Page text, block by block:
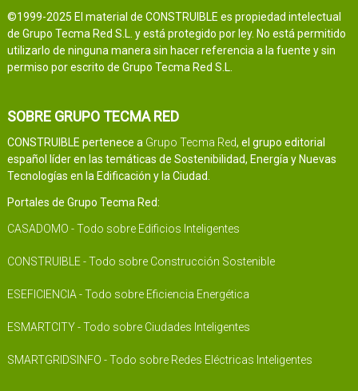
©1999-2025 El material de CONSTRUIBLE es propiedad intelectual
de Grupo Tecma Red S.L. y está protegido por ley. No está permitido
utilizarlo de ninguna manera sin hacer referencia a la fuente y sin
permiso por escrito de Grupo Tecma Red S.L.
SOBRE GRUPO TECMA RED
CONSTRUIBLE pertenece a Grupo Tecma Red, el grupo editorial
español líder en las temáticas de Sostenibilidad, Energía y Nuevas
Tecnologías en la Edificación y la Ciudad.
Portales de Grupo Tecma Red:
CASADOMO - Todo sobre Edificios Inteligentes
CONSTRUIBLE - Todo sobre Construcción Sostenible
ESEFICIENCIA - Todo sobre Eficiencia Energética
ESMARTCITY - Todo sobre Ciudades Inteligentes
SMARTGRIDSINFO - Todo sobre Redes Eléctricas Inteligentes